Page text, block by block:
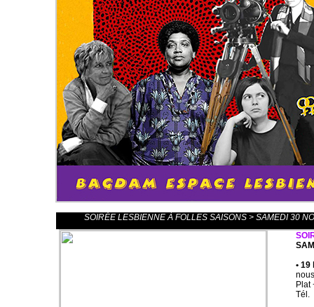
SOIRÉE LESBIENNE À FOLLES SAISONS > SAMEDI 30
• 19
Plat
Tél.